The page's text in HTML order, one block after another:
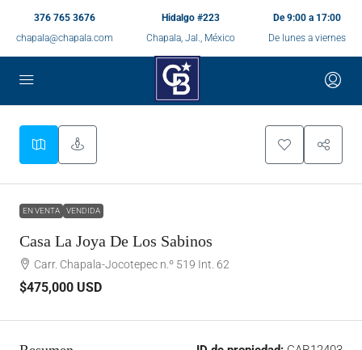
376 765 3676
chapala@chapala.com
Hidalgo #223
Chapala, Jal., México
De 9:00 a 17:00
De lunes a viernes
EN VENTA VENDIDA
Casa La Joya De Los Sabinos
Carr. Chapala-Jocotepec n.º 519 Int. 62
$475,000 USD